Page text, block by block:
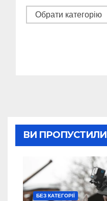
Категорії
ВИ ПРОПУСТИЛИ
БЕЗ КАТЕГОРІЇ